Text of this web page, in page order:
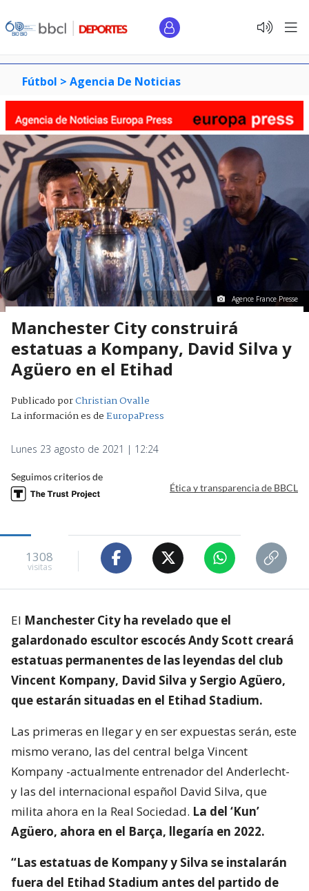
Fútbol > Agencia De Noticias
Agence France Presse
Manchester City construirá
estatuas a Kompany, David Silva y
Agüero en el Etihad
Publicado porChristian Ovalle
La información es deEuropaPress
Lunes 23 agosto de 2021 | 12:24
Seguimos criterios de
Ética y transparencia de BBCL
1308
visitas
El Manchester City ha revelado que el
galardonado escultor escocés Andy Scott creará
estatuas permanentes de las leyendas del club
Vincent Kompany, David Silva y Sergio Agüero,
que estarán situadas en el Etihad Stadium.
Las primeras en llegar y en ser expuestas serán, este
mismo verano, las del central belga Vincent
Kompany -actualmente entrenador del Anderlecht-
y las del internacional español David Silva, que
milita ahora en la Real Sociedad. La del ‘Kun’
Agüero, ahora en el Barça, llegaría en 2022.
“Las estatuas de Kompany y Silva se instalarán
fuera del Etihad Stadium antes del partido de